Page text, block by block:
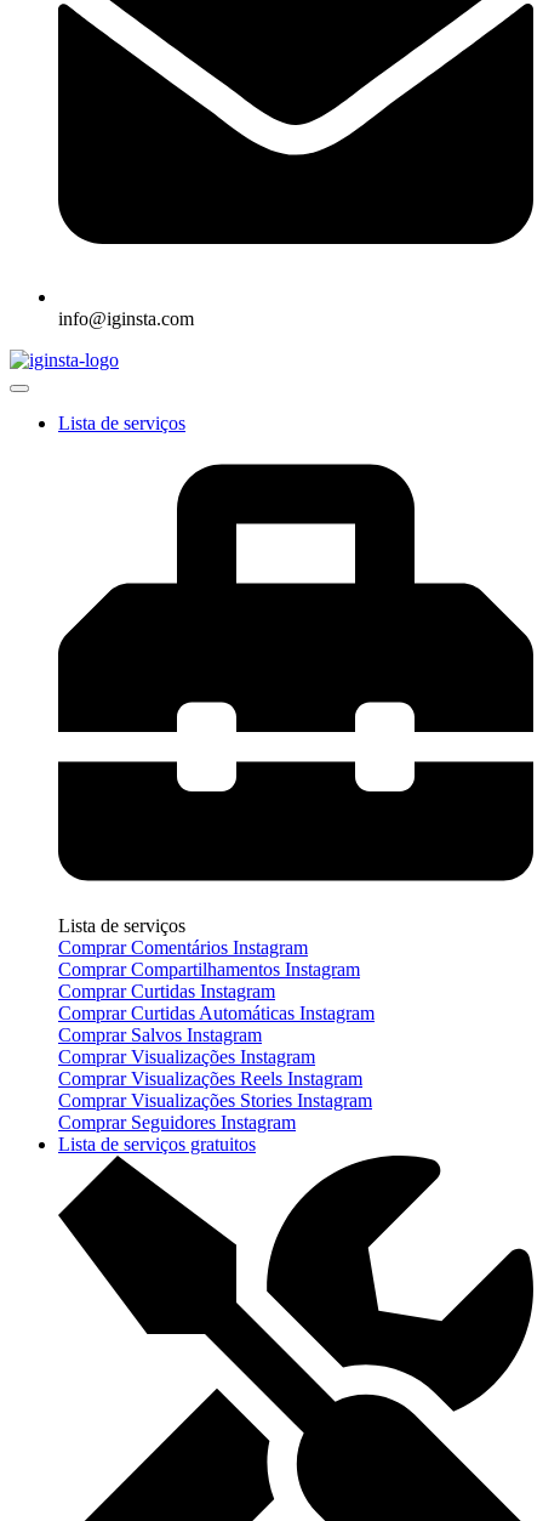
info@iginsta.com
Lista de serviços
Lista de serviços
Comprar Comentários Instagram
Comprar Compartilhamentos Instagram
Comprar Curtidas Instagram
Comprar Curtidas Automáticas Instagram
Comprar Salvos Instagram
Comprar Visualizações Instagram
Comprar Visualizações Reels Instagram
Comprar Visualizações Stories Instagram
Comprar Seguidores Instagram
Lista de serviços gratuitos